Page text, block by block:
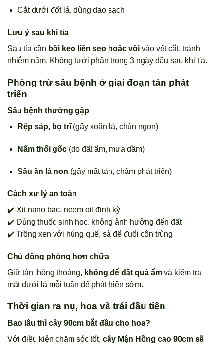
Cắt dưới đốt lá, dùng dao sạch
Lưu ý sau khi tỉa
Sau tỉa cần bôi keo liền sẹo hoặc vôi vào vết cắt, tránh
nhiễm nấm. Không tưới phân trong 3 ngày đầu sau khi tỉa.
Phòng trừ sâu bệnh ở giai đoạn tán phát
triển
Sâu bệnh thường gặp
Rệp sáp, bọ trĩ(gây xoăn lá, chùn ngọn)
Nấm thối gốc(do đất ẩm, mưa dầm)
Sâu ăn lá non (gây mất tán, chậm phát triển)
Cách xử lý an toàn
✔️ Xịt nano bạc, neem oil định kỳ
✔️ Dùng thuốc sinh học, không ảnh hưởng đến đất
✔️ Trồng xen với húng quế, sả để đuổi côn trùng
Chủ động phòng hơn chữa
Giữ tán thông thoáng, không để đất quá ẩm và kiểm tra
mặt dưới lá mỗi tuần để phát hiện sớm.
Thời gian ra nụ, hoa và trái đầu tiên
Bao lâu thì cây 90cm bắt đầu cho hoa?
Với điều kiện chăm sóc tốt, cây Mận Hồng cao 90cm sẽ